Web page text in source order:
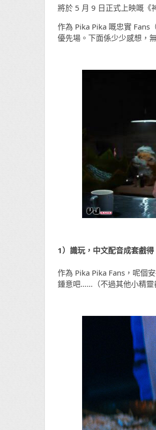
將於 5 月 9 日正式上映嘅《
作為 Pika Pika 嘅忠實 Fans
優先場。下面係少少感想，
1）識玩，中文配音成套戲
作為 Pika Pika Fans，呢個
鍾意吧……（不過其他小精靈